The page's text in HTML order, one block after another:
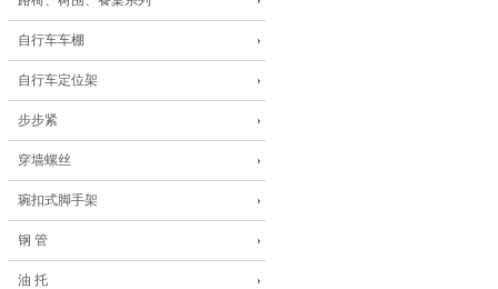
自行车车棚
自行车定位架
步步紧
穿墙螺丝
琬扣式脚手架
钢 管
油 托